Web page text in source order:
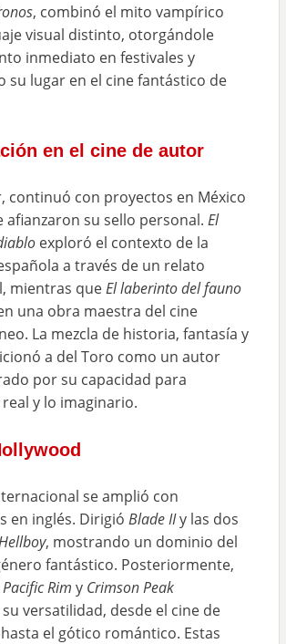
, combinó el mito vampírico
visual distinto, otorgándole
inmediato en festivales y
su lugar en el cine fantástico de
en el cine de autor
continuó con proyectos en México
afianzaron su sello personal. El
exploró el contexto de la
a través de un relato
mientras queEl laberinto del fauno
una obra maestra del cine
La mezcla de historia, fantasía y
a del Toro como un autor
por su capacidad para
y lo imaginario.
se amplió con
en inglés. Dirigió Blade IIy las dos
, mostrando un dominio del
fantástico. Posteriormente,
Pacific Rim y Crimson Peak
versatilidad, desde el cine de
el gótico romántico. Estas